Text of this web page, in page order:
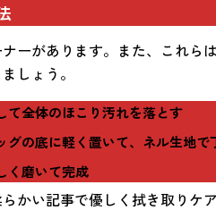
ーがあります。また、これら
しょう。
て全体のほこり汚れを落とす
グの底に軽く置いて、ネル生地で
く磨いて完成
かい記事で優しく拭き取りケ